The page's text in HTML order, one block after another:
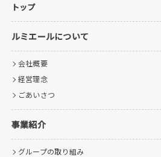
トップ
ルミエールについて
会社概要
経営理念
ごあいさつ
事業紹介
グループの取り組み